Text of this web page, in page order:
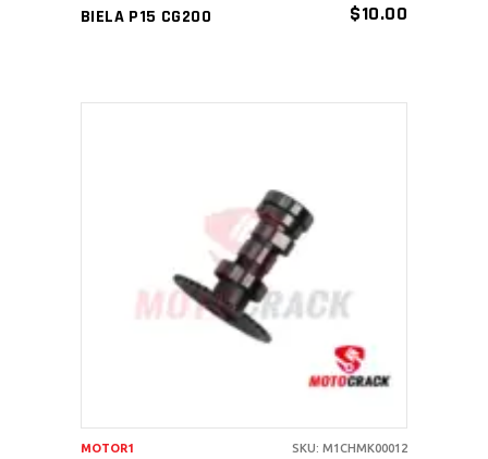
BIELA P15 CG200 $10.00
AÑADIR AL CARRITO
MOTOR1 SKU: M1CHMK00012